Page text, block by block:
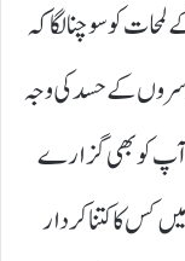
کو سوچنا لگا کہ
کے حسد کی وجہ
آپ کو بھی گزارے
کس کا کتنا کردار